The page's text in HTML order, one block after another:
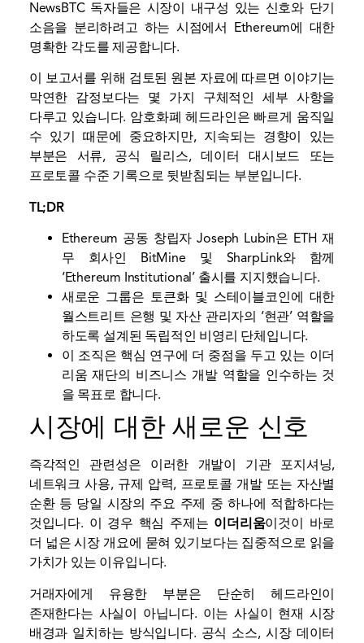
NewsBTC 독자들은 시장이 내구성 있는 신호와 단기
소음을 분리하려고 하는 시점에서 Ethereum에 대한
명확한 각도를 제공합니다.
이 보고서를 위해 검토된 원본 자료에 따르면 이야기는
막연한 감정보다는 몇 가지 구체적인 세부 사항을
다루고 있습니다. 암호화폐 헤드라인은 빠르게 움직일
수 있기 때문에 중요하지만, 지속되는 경향이 있는
부분은 서류, 공식 릴리스, 데이터 대시보드 또는
프로토콜 수준 기록으로 뒷받침되는 부분입니다.
TL;DR
Ethereum 공동 창립자 Joseph Lubin은 ETH 재
무 회사인 BitMine 및 SharpLink와 함께
‘Ethereum Institutional’ 출시를 지지했습니다.
새로운 그룹은 토큰화 및 스테이블코인에 대한
월스트리트 은행 및 자산 관리자의 ‘현관’ 역할을
하도록 설계된 독립적인 비영리 단체입니다.
이 조직은 핵심 연구에 더 중점을 두고 있는 이더
리움 재단의 비즈니스 개발 역할을 인수하는 것
을 목표로 합니다.
시장에 대한 새로운 신호
즉각적인 관련성은 이러한 개발이 기관 포지셔닝,
네트워크 사용, 규제 압력, 프로토콜 개발 또는 자산별
순환 등 당일 시장의 주요 주제 중 하나에 적합하다는
것입니다. 이 경우 핵심 주제는 이더리움이것이 바로
더 넓은 시장 개요에 묻혀 있기보다는 집중적으로 읽을
가치가 있는 이유입니다.
거래자에게 유용한 부분은 단순히 헤드라인이
존재한다는 사실이 아닙니다. 이는 사실이 현재 시장
배경과 일치하는 방식입니다. 공식 소스, 시장 데이터